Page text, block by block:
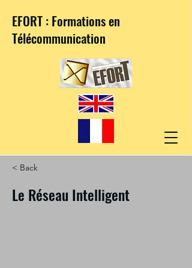
EFORT : Formations en
Télécommunication
< Back
Le Réseau Intelligent